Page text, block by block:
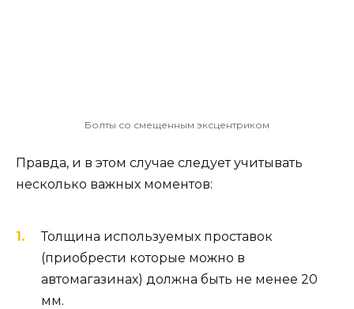
Болты со смещенным эксцентриком
Правда, и в этом случае следует учитывать
несколько важных моментов:
Толщина используемых проставок
(приобрести которые можно в
автомагазинах) должна быть не менее 20
мм.